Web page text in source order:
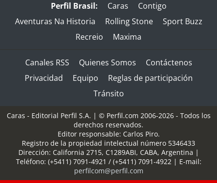
Perfil Brasil: Caras
Contigo
Aventuras Na Historia
Rolling Stone
Sport Buzz
Recreio
Maxima
Canales RSS Quienes Somos
Contáctenos
Privacidad
Equipo
Reglas de participación
Tránsito
Caras - Editorial Perfil S.A. | © Perfil.com 2006-2026 - Todos los
derechos reservados.
Editor responsable: Carlos Piro.
Registro de la propiedad intelectual número 5346433
Dirección: California 2715, C1289ABI, CABA, Argentina |
Teléfono: (+5411) 7091-4921 / (+5411) 7091-4922| E-mail:
perfilcom@perfil.com